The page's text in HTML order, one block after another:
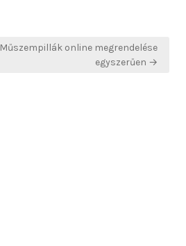
Műszempillák online megrendelése
egyszerűen →